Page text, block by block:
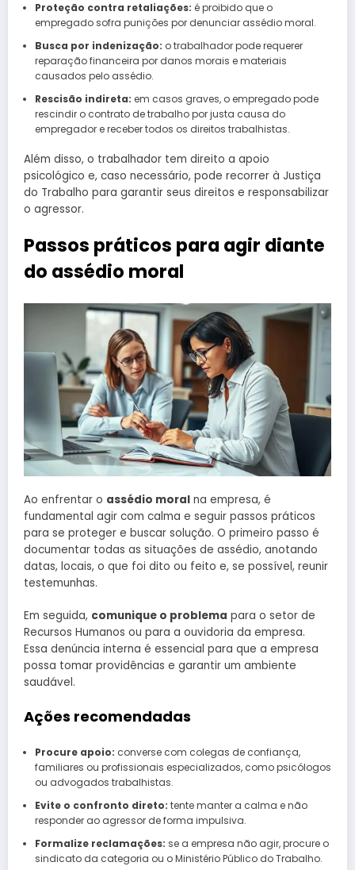
Proteção contra retaliações: é proibido que o
empregado sofra punições por denunciar assédio moral.
Busca por indenização: o trabalhador pode requerer
reparação financeira por danos morais e materiais
causados pelo assédio.
Rescisão indireta: em casos graves, o empregado pode
rescindir o contrato de trabalho por justa causa do
empregador e receber todos os direitos trabalhistas.
Além disso, o trabalhador tem direito a apoio
psicológico e, caso necessário, pode recorrer à Justiça
do Trabalho para garantir seus direitos e responsabilizar
o agressor.
Passos práticos para agir diante
do assédio moral
Ao enfrentar o assédio moral na empresa, é
fundamental agir com calma e seguir passos práticos
para se proteger e buscar solução. O primeiro passo é
documentar todas as situações de assédio, anotando
datas, locais, o que foi dito ou feito e, se possível, reunir
testemunhas.
Em seguida, comunique o problema para o setor de
Recursos Humanos ou para a ouvidoria da empresa.
Essa denúncia interna é essencial para que a empresa
possa tomar providências e garantir um ambiente
saudável.
Ações recomendadas
Procure apoio: converse com colegas de confiança,
familiares ou profissionais especializados, como psicólogos
ou advogados trabalhistas.
Evite o confronto direto: tente manter a calma e não
responder ao agressor de forma impulsiva.
Formalize reclamações: se a empresa não agir, procure o
sindicato da categoria ou o Ministério Público do Trabalho.